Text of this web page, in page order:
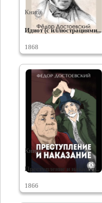
Книга
Идиот (с иллюстрациями...
1868
Книга
Преступление и наказан...
1866